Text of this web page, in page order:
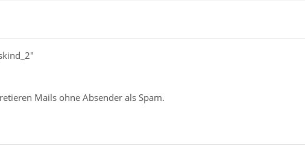
Mails ohne Absender als Spam.